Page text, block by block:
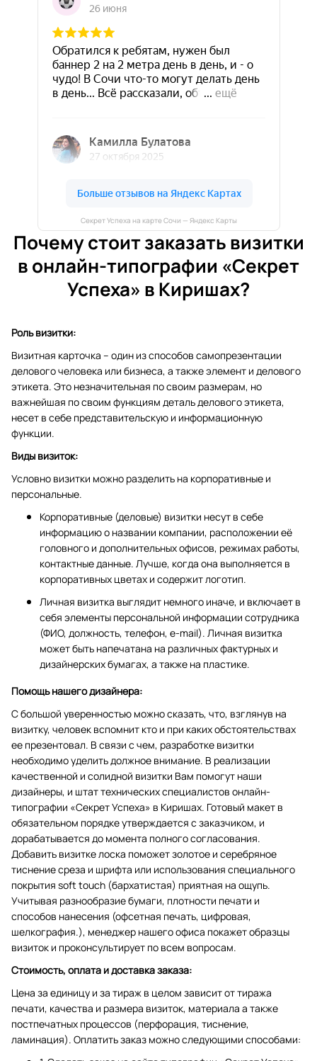
Секрет Успеха на карте Сочи — Яндекс Карты
Почему стоит заказать визитки
в онлайн-типографии «Секрет
Успеха» в Киришах?
Роль визитки:
Визитная карточка – один из способов самопрезентации
делового человека или бизнеса, а также элемент и делового
этикета. Это незначительная по своим размерам, но
важнейшая по своим функциям деталь делового этикета,
несет в себе представительскую и информационную
функции.
Виды визиток:
Условно визитки можно разделить на корпоративные и
персональные.
Корпоративные (деловые) визитки несут в себе
информацию о названии компании, расположении её
головного и дополнительных офисов, режимах работы,
контактные данные. Лучше, когда она выполняется в
корпоративных цветах и содержит логотип.
Личная визитка выглядит немного иначе, и включает в
себя элементы персональной информации сотрудника
(ФИО, должность, телефон, e-mail). Личная визитка
может быть напечатана на различных фактурных и
дизайнерских бумагах, а также на пластике.
Помощь нашего дизайнера:
С большой уверенностью можно сказать, что, взглянув на
визитку, человек вспомнит кто и при каких обстоятельствах
ее презентовал. В связи с чем, разработке визитки
необходимо уделить должное внимание. В реализации
качественной и солидной визитки Вам помогут наши
дизайнеры, и штат технических специалистов онлайн-
типографии «Секрет Успеха» в Киришах. Готовый макет в
обязательном порядке утверждается с заказчиком, и
дорабатывается до момента полного согласования.
Добавить визитке лоска поможет золотое и серебряное
тиснение среза и шрифта или использования специального
покрытия soft touch (бархатистая) приятная на ощупь.
Учитывая разнообразие бумаги, плотности печати и
способов нанесения (офсетная печать, цифровая,
шелкография.), менеджер нашего офиса покажет образцы
визиток и проконсультирует по всем вопросам.
Стоимость, оплата и доставка заказа:
Цена за единицу и за тираж в целом зависит от тиража
печати, качества и размера визиток, материала а также
постпечатных процессов (перфорация, тиснение,
ламинация). Оплатить заказ можно следующими способами: